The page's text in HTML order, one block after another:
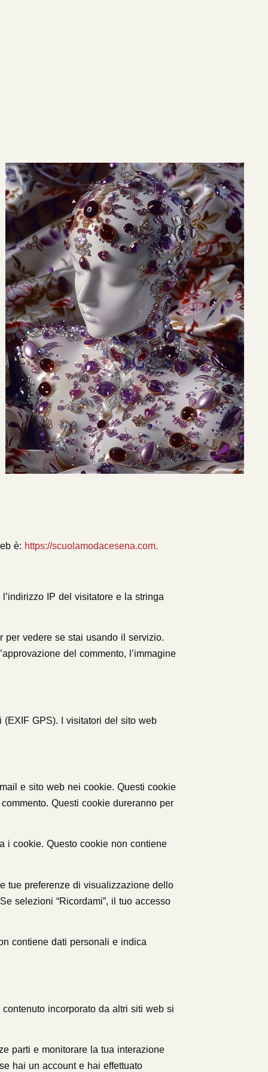
è: https://scuolamodacesena.com.
IP del visitatore e la stringa
per vedere se stai usando il servizio.
del commento, l’immagine
GPS). I visitatori del sito web
e sito web nei cookie. Questi cookie
Questi cookie dureranno per
i cookie. Questo cookie non contiene
tue preferenze di visualizzazione dello
selezioni “Ricordami”, il tuo accesso
contiene dati personali e indica
incorporato da altri siti web si
parti e monitorare la tua interazione
hai un account e hai effettuato